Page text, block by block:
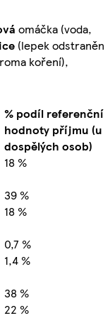
omáčka (voda,
(lepek odstraněn
koření),
% podíl referenční
hodnoty příjmu (u
dospělých osob)
18 %
39 %
18 %
0,7 %
1,4 %
38 %
22 %